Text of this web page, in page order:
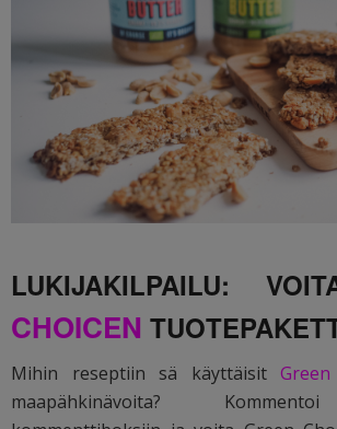
LUKIJAKILPAILU:
CHOICEN
Mihin reseptiin sä käyttäisit
maapähkinävoita?